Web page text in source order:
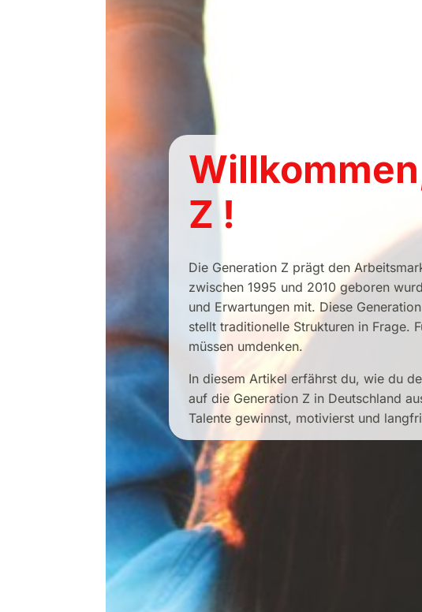
Willkommen
Z !
Die GenerationZ prägt den
zwischen 1995 und 2010 geboren
und Erwartungenmit. Diese Generation
stellt traditionelle Strukturenin Frage.
müssen umdenken.
In diesem Artikel erfährst du, wie du
auf die GenerationZ in Deutschland
Talente gewinnst, motivierstund